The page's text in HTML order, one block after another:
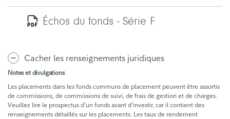
Échos du fonds - Série F
Cacher les renseignements juridiques
Notes et divulgations
Les placements dans les fonds communs de placement peuvent être assortis
de commissions, de commissions de suivi, de frais de gestion et de charges.
Veuillez lire le prospectus d’un fonds avant d’investir, car il contient des
renseignements détaillés sur les placements. Les taux de rendement